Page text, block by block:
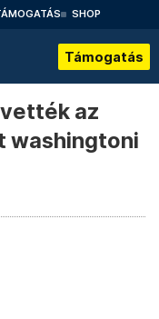
SHOP
Támogatás
az
washingtoni